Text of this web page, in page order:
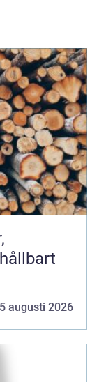
augusti 2026